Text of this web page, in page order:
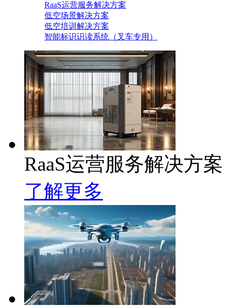
RaaS运营服务解决方案
低空场景解决方案
低空培训解决方案
智能标识识读系统（叉车专用）
RaaS运营服务解决方案
了解更多